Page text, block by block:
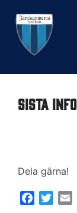
innehåll
Sista
Dela gärna!